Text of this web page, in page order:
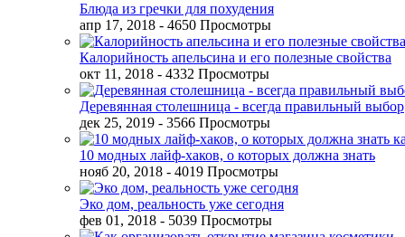
Блюда из гречки для похудения
апр 17, 2018 - 4650 Просмотры
Калорийность апельсина и его полезные свойства
окт 11, 2018 - 4332 Просмотры
Деревянная столешница - всегда правильный выбор
дек 25, 2019 - 3566 Просмотры
10 модных лайф-хаков, о которых должна знать
нояб 20, 2018 - 4019 Просмотры
Эко дом, реальность уже сегодня
фев 01, 2018 - 5039 Просмотры